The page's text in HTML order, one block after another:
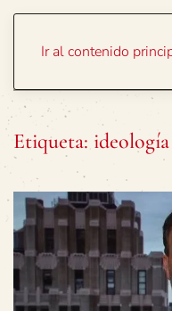
Ir al contenido
Etiqueta: